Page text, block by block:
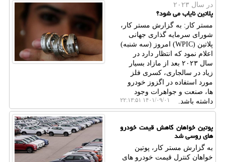
در سال ۲۰۲۳
پلاتین نایاب می شود؟
مستر کار: به گزارش مستر کار،
شورای سرمایه گذاری جهانی
پلاتین (WPIC) امروز (سه شنبه)
اعلام نمود که انتظار دارد در
سال ۲۰۲۳ بعد از مازاد بسیار
زیاد در سالجاری، کسری فلز
مورد استفاده در اگزوز خودرو
ها، صنعت و جواهرات وجود
داشته باشد.
۱۴۰۱/۰۹/۰۱ ۲۲:۱۳:۵۱
پوتین خواهان کاهش قیمت خودرو
های روسی شد
به گزارش مستر کار، پوتین
خواهان کنترل قیمت خودرو های